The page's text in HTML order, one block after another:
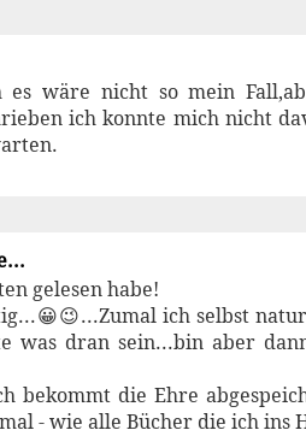
es wäre nicht so mein
ich konnte mich nicht
gelesen habe!
ich selbst
was dran sein...bin aber
bekommt die Ehre
- wie alle Bücher die ich ins